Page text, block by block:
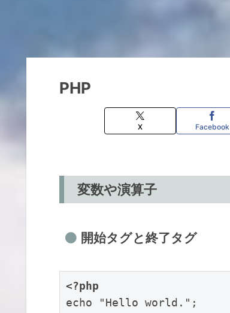
PHP
X Facebook
変数や演算子
開始タグと終了タグ